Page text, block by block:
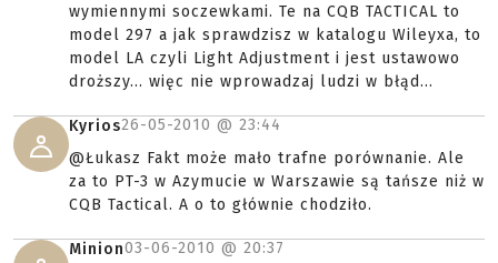
wymiennymi soczewkami. Te na CQB TACTICAL to
model 297 a jak sprawdzisz w katalogu Wileyxa, to
model LA czyli Light Adjustment i jest ustawowo
droższy... więc nie wprowadzaj ludzi w błąd...
Kyrios26-05-2010 @ 23:44
@Łukasz Fakt może mało trafne porównanie. Ale
za to PT-3 w Azymucie w Warszawie są tańsze niż w
CQB Tactical. A o to głównie chodziło.
Minion03-06-2010 @ 20:37